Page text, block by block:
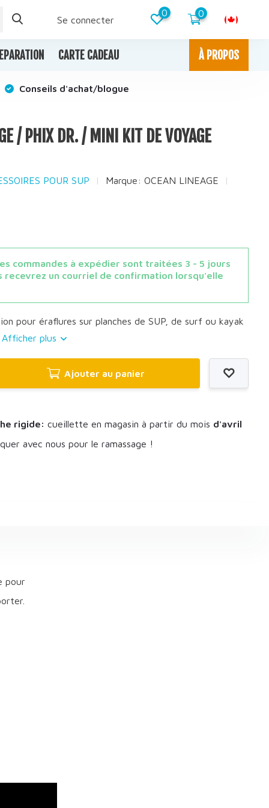
Se connecter
0 0
CARTE CADEAU À PROPOS
Conseils d'achat/blogue
/ PHIX DR. / MINI KIT DE VOYAGE
POUR SUP Marque:OCEAN LINEAGE
commandes à expédier sont traitées 3 - 5 jours
recevrez un courriel de confirmation lorsqu'elle
pour éraflures sur planches de SUP, de surf ou kayak
Afficher plus
Ajouter au panier
rigide: cueillette en magasin à partir du mois d'avril
avec nous pour le ramassage !
pour